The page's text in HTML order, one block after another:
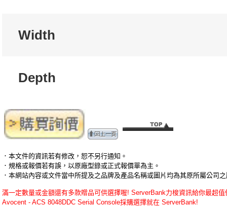
Width
Depth
．本文件的資訊若有修改，恕不另行通知。
．規格或報價若有誤，以原廠型錄或正式報價單為主。
．本網站內容或文件當中所提及之品牌及產品名稱或圖片均為其原所屬公司
滿一定數量或金額還有多款贈品可供選擇喔! ServerBank力梭資訊給你最超
Avocent - ACS 8048DDC Serial Console採購選擇就在 ServerBank!